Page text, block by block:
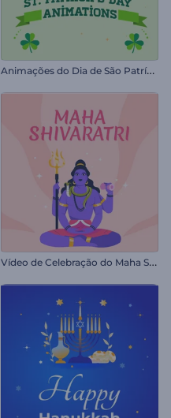
A
nimações do Dia de São Patrício
V
ídeo de Celebração do Maha Shivratri